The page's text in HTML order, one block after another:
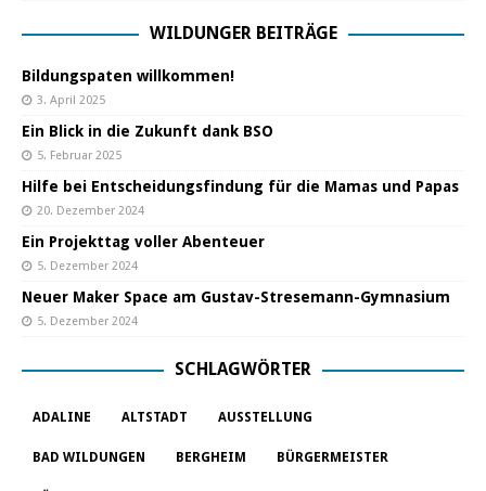
WILDUNGER BEITRÄGE
Bildungspaten willkommen!
3. April 2025
Ein Blick in die Zukunft dank BSO
5. Februar 2025
Hilfe bei Entscheidungsfindung für die Mamas und Papas
20. Dezember 2024
Ein Projekttag voller Abenteuer
5. Dezember 2024
Neuer Maker Space am Gustav-Stresemann-Gymnasium
5. Dezember 2024
SCHLAGWÖRTER
ADALINE ALTSTADT AUSSTELLUNG
BAD WILDUNGEN BERGHEIM BÜRGERMEISTER